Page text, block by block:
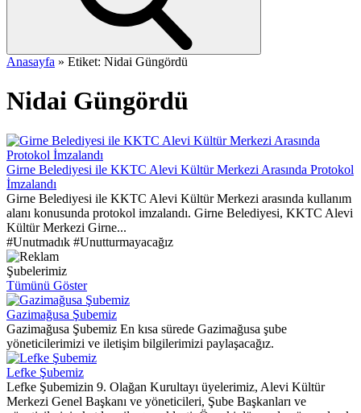
Anasayfa » Etiket: Nidai Güngördü
Nidai Güngördü
Girne Belediyesi ile KKTC Alevi Kültür Merkezi Arasında Protokol
İmzalandı
Girne Belediyesi ile KKTC Alevi Kültür Merkezi arasında kullanım
alanı konusunda protokol imzalandı. Girne Belediyesi, KKTC Alevi
Kültür Merkezi Girne...
#Unutmadık #Unutturmayacağız
Şubelerimiz
Tümünü Göster
Gazimağusa Şubemiz
Gazimağusa Şubemiz En kısa sürede Gazimağusa şube
yöneticilerimizi ve iletişim bilgilerimizi paylaşacağız.
Lefke Şubemiz
Lefke Şubemizin 9. Olağan Kurultayı üyelerimiz, Alevi Kültür
Merkezi Genel Başkanı ve yöneticileri, Şube Başkanları ve